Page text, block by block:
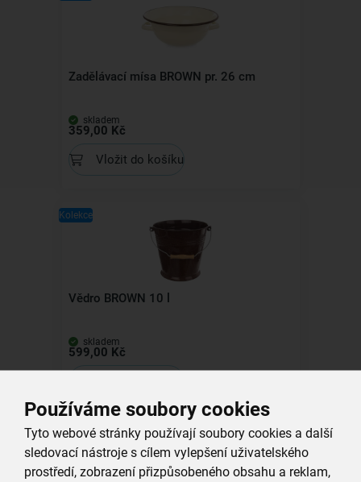
Používáme soubory cookies
Tyto webové stránky používají soubory cookies a další
sledovací nástroje s cílem vylepšení uživatelského
prostředí, zobrazení přizpůsobeného obsahu a reklam,
Zadělávací mísa BROWN pr. 26 cm
skladem
359,00 Kč
Vložit do košíku
Kolekce
Vědro BROWN 10 l
skladem
599,00 Kč
Všechny produkty